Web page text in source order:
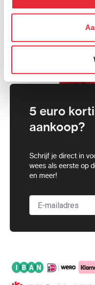
We werken samen met
kunnen ontvangen en
5 euro
aankoop?
Schrijf je direct in
wees als eerste op
en meer!